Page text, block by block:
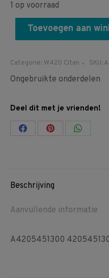
1 op voorraad
Toevoegen aan
Categorie: W420 Citan SKU:
Ongebruikte onderdelen
Deel dit met je vrienden!
Share Share Share
Beschrijving
Aanvullende informatie
A4205451300